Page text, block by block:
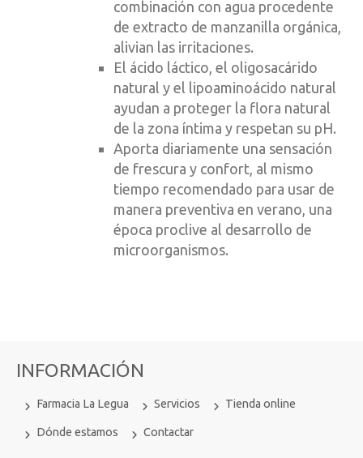
combinación con agua procedente
de extracto de manzanilla orgánica,
alivian las irritaciones.
El ácido láctico, el oligosacárido
natural y el lipoaminoácido natural
ayudan a proteger la flora natural
de la zona íntima y respetan su pH.
Aporta diariamente una sensación
de frescura y confort, al mismo
tiempo recomendado para usar de
manera preventiva en verano, una
época proclive al desarrollo de
microorganismos.
INFORMACIÓN
Farmacia La Legua Servicios Tienda online
Dónde estamos Contactar